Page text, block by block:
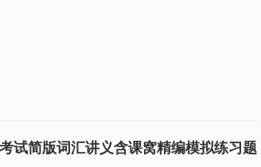
试简版词汇讲义含课窝精编模拟练习题